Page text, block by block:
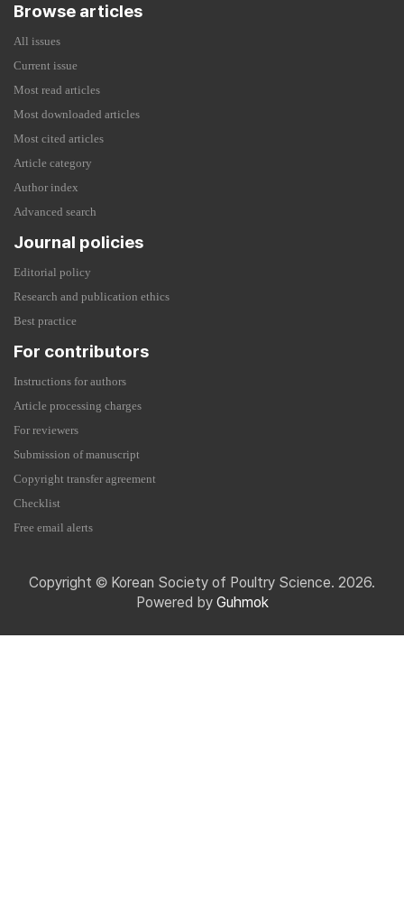
Browse articles
All issues
Current issue
Most read articles
Most downloaded articles
Most cited articles
Article category
Author index
Advanced search
Journal policies
Editorial policy
Research and publication ethics
Best practice
For contributors
Instructions for authors
Article processing charges
For reviewers
Submission of manuscript
Copyright transfer agreement
Checklist
Free email alerts
Copyright © Korean Society of Poultry Science. 2026.
Powered by Guhmok